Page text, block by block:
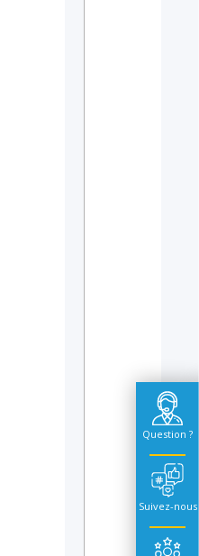
Question ?
Suivez-nous